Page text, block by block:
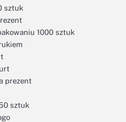
sztuk
1000 sztuk
prezent
sztuk